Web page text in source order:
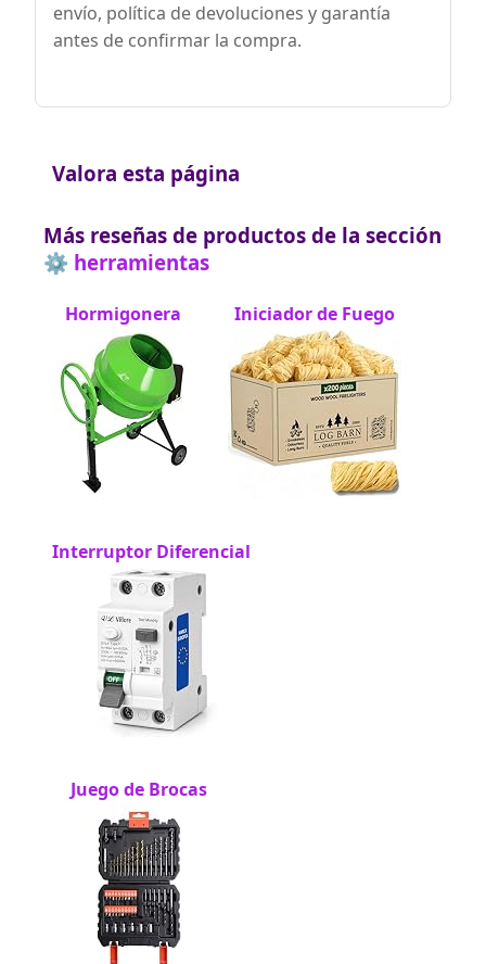
envío, política de devoluciones y garantía
antes de confirmar la compra.
Valora esta página
Más reseñas de productos de la sección
⚙️ herramientas
Hormigonera Iniciador de Fuego
Interruptor Diferencial
Juego de Brocas